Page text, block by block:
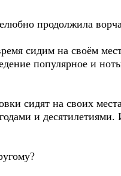
продолжила
сидим на своём
популярное и
сидят на своих
и десятилетиями.